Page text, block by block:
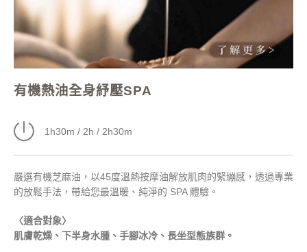
有機熱油全身紓壓SPA
1h30m / 2h / 2h30m
嚴選有機芝麻油，以45度溫熱按摩油解放肌肉的緊繃感，透過專業
的放鬆手法，帶給您最溫暖、純淨的 SPA 體驗。
〈適合對象〉
肌膚乾燥、下半身水腫、手腳冰冷、長坐型態族群。